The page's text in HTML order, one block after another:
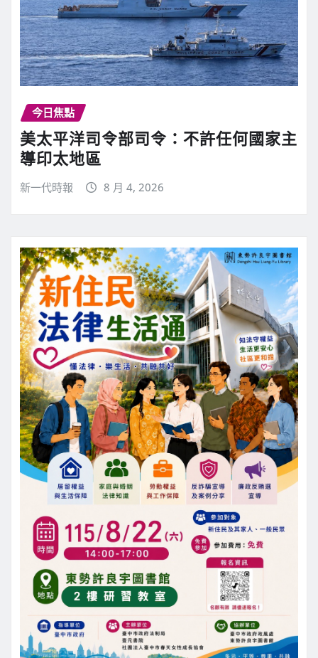
今日焦點
美太平洋司令部司令：不許任何國家主
導印太地區
新一代時報 8 月 4, 2026